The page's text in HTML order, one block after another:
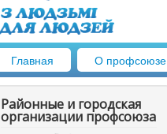
Главная О профсоюзе
Районные и городская
организации профсоюза